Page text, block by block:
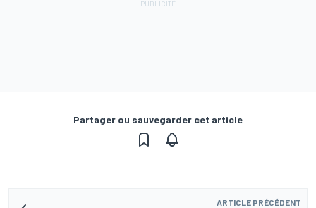
Partager ou sauvegarder cet article
ARTICLE PRÉCÉDENT